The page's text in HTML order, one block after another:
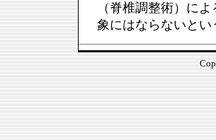
（脊椎調整術）に
象にはならないと